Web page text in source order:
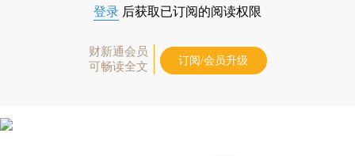
登录 后获取已订阅的阅读权限
财新通会员
可畅读全文
订阅/会员升级